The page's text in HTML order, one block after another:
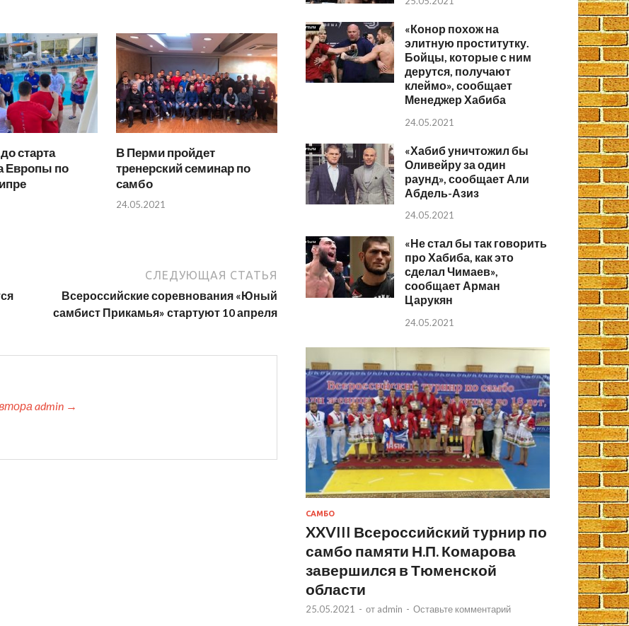
старта
Европы по
В Перми пройдет
тренерский семинар по
самбо
24.05.2021
СЛЕДУЮЩАЯ СТАТЬЯ
Всероссийские соревнования «Юный
самбист Прикамья» стартуют 10 апреля
admin →
«Конор похож на
элитную проститутку.
Бойцы, которые с ним
дерутся, получают
клеймо», сообщает
Менеджер Хабиба
24.05.2021
«Хабиб уничтожил бы
Оливейру за один
раунд», сообщает Али
Абдель-Азиз
24.05.2021
«Не стал бы так говорить
про Хабиба, как это
сделал Чимаев»,
сообщает Арман
Царукян
24.05.2021
САМБО
XXVIII Всероссийский турнир по
самбо памяти Н.П. Комарова
завершился в Тюменской
области
25.05.2021 - от admin - Оставьте комментарий